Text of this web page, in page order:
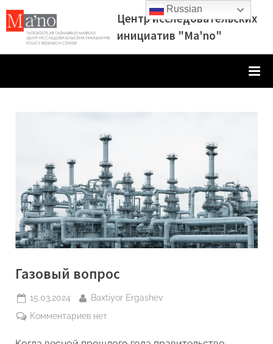
Skip
to
content
Центр исследовательских
инициатив "Ma'no"
Газовый вопрос
Posted
on
15.03.2024 By
Baxtiyor Ergashev
Комментариевкнет
Russian